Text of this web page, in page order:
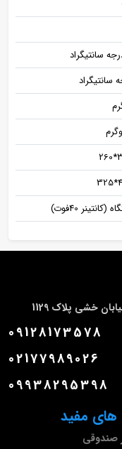
های مفید
صندوقی
خشی پلاک 1129
09128173578
02177989026
09938295398